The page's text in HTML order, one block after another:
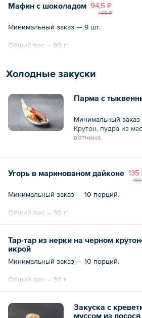
94,5 ₽
105 ₽
Мафин с шоколадом
Минимальный заказ — 9 шт.
Общий вес – 90 г
Холодные закуски
Парма с
Минимальный
Крутон, пудра из
ветчина.
Общий вес – 25 г
135
Угорь в маринованом дайконе
Минимальный заказ — 10 порций.
Общий вес – 30 г
Тар-тар из нерки на черном
икрой
Минимальный заказ — 10 порций.
Общий вес – 30 г
Закуска с
муссом из лосося